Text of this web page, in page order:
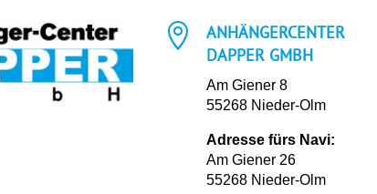

ANHÄNGERCENTER
DAPPER GMBH
Am Giener 8
55268 Nieder-Olm
Adresse fürs Navi:
Am Giener 26
55268 Nieder-Olm